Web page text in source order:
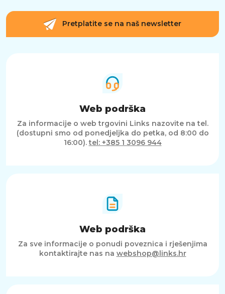
Pretplatite se na naš newsletter
Web podrška
Za informacije o web trgovini Links nazovite na tel.
(dostupni smo od ponedjeljka do petka, od 8:00 do
16:00).tel: +385 1 3096 944
Web podrška
Za sve informacije o ponudi poveznica i rješenjima
kontaktirajte nas na webshop@links.hr